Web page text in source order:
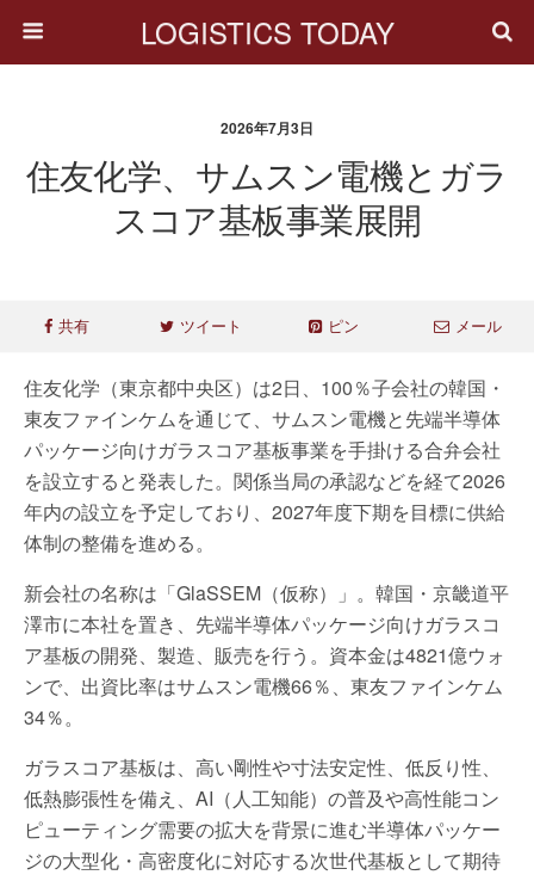
LOGISTICS TODAY
2026年7月3日
住友化学、サムスン電機とガラ
スコア基板事業展開
共有 ツイート ピン メール
住友化学（東京都中央区）は2日、100％子会社の韓国・
東友ファインケムを通じて、サムスン電機と先端半導体
パッケージ向けガラスコア基板事業を手掛ける合弁会社
を設立すると発表した。関係当局の承認などを経て2026
年内の設立を予定しており、2027年度下期を目標に供給
体制の整備を進める。
新会社の名称は「GlaSSEM（仮称）」。韓国・京畿道平
澤市に本社を置き、先端半導体パッケージ向けガラスコ
ア基板の開発、製造、販売を行う。資本金は4821億ウォ
ンで、出資比率はサムスン電機66％、東友ファインケム
34％。
ガラスコア基板は、高い剛性や寸法安定性、低反り性、
低熱膨張性を備え、AI（人工知能）の普及や高性能コン
ピューティング需要の拡大を背景に進む半導体パッケー
ジの大型化・高密度化に対応する次世代基板として期待